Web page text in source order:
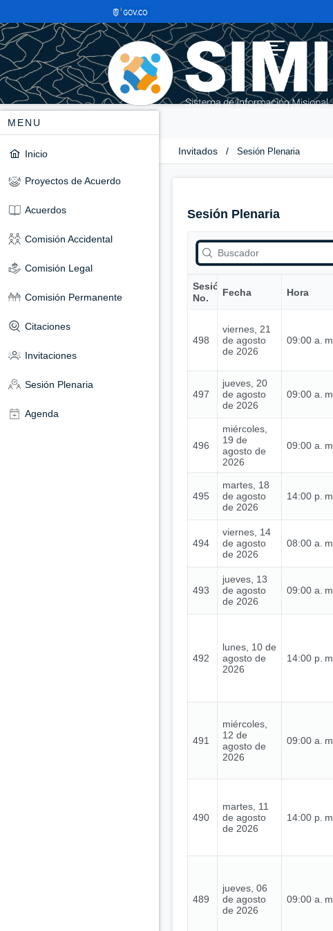
MENU
Inicio
Proyectos de Acuerdo
Acuerdos
Comisión Accidental
Comisión Legal
Comisión Permanente
Citaciones
Invitaciones
Sesión Plenaria
Agenda
Invitados / Sesión Plenaria
Sesión Plenaria
Sesión
No.
Fecha Hora
498
viernes, 21
de agosto
de 2026
09:00 a. m.
497
jueves, 20
de agosto
de 2026
09:00 a. m.
496
miércoles,
19 de
agosto de
2026
09:00 a. m.
495
martes, 18
de agosto
de 2026
14:00 p. m.
494
viernes, 14
de agosto
de 2026
08:00 a. m.
493
jueves, 13
de agosto
de 2026
09:00 a. m.
492
lunes, 10 de
agosto de
2026
14:00 p. m.
491
miércoles,
12 de
agosto de
2026
09:00 a. m.
490
martes, 11
de agosto
de 2026
14:00 p. m.
489
jueves, 06
de agosto
de 2026
09:00 a. m.